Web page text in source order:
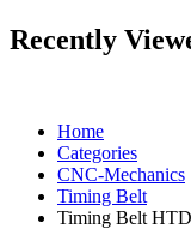
Recently
Home
Categories
CNC-Mechanics
Timing Belt
Timing Belt